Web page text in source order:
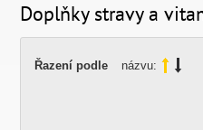
Doplňky stravy a
Řazení podle názvu: